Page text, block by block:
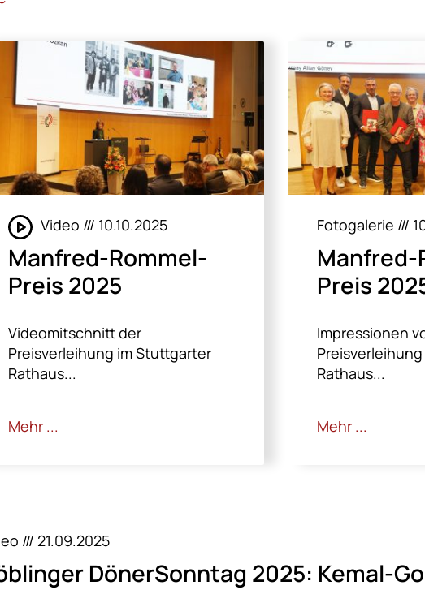
Video /// 10.10.2025
Manfred-Rommel-
Preis 2025
Videomitschnitt der
Preisverleihung im Stuttgarter
Rathaus...
Mehr ...
Fotogalerie ///
Manfred-
Preis
Impressionen
Rathaus...
Mehr ...
/// 21.09.2025
DönerSonntag 2025: Kemal-